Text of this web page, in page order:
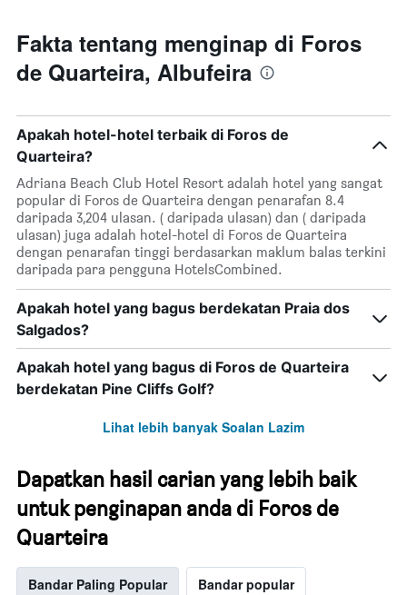
Fakta tentang menginap di Foros
de Quarteira, Albufeira
Apakah hotel-hotel terbaik di Foros de
Quarteira?
Adriana Beach Club Hotel Resort adalah hotel yang sangat
popular di Foros de Quarteira dengan penarafan 8.4
daripada 3,204 ulasan. ( daripada ulasan) dan ( daripada
ulasan) juga adalah hotel-hotel di Foros de Quarteira
dengan penarafan tinggi berdasarkan maklum balas terkini
daripada para pengguna HotelsCombined.
Apakah hotel yang bagus berdekatan Praia dos
Salgados?
Apakah hotel yang bagus di Foros de Quarteira
berdekatan Pine Cliffs Golf?
Lihat lebih banyak Soalan Lazim
Dapatkan hasil carian yang lebih baik
untuk penginapan anda di Foros de
Quarteira
Bandar Paling Popular Bandar popular